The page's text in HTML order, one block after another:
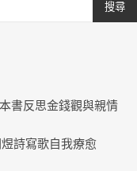
搜尋
書反思金錢觀與親情
詩寫歌自我療愈